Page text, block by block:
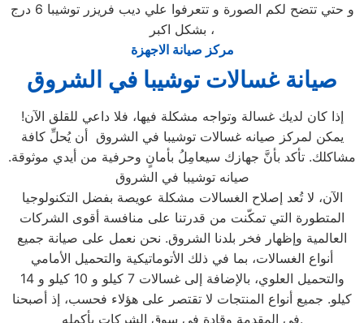
و حتي تتضح لكم الصورة و تتعرفوا علي ديب فريزر توشيبا 6 درج
بشكل اكبر ،
مركز صيانة الاجهزة
صيانة غسالات توشيبا في الشروق
إذا كان لديك غسالة وتواجه مشكلة فيها، فلا داعي للقلق الآن!
يمكن لمركز صيانه غسالات توشيبا في الشروق أن يُحلِّ كافة
مشاكلك. تأكد بأنَّ جهازك سيعامِلُ بأمانٍ وحرفية من أيدي موثوقة.
صيانه توشيبا في الشروق
الآن، لا تُعد إصلاح الغسالات مشكلة عويصة بفضل التكنولوجيا
المتطورة التي تمكّنت من قدرتنا على منافسة أقوى الشركات
العالمية وإظهار فخر بلدنا الشروق. نحن نعمل على صيانة جميع
أنواع الغسالات، بما في ذلك الأتوماتيكية والتحميل الأمامي
والتحميل العلوي، بالإضافة إلى غسالات 7 كيلو و 10 كيلو و 14
كيلو. جميع أنواع المنتجات لا تقتصر على هؤلاء فحسب، إذ أصبحنا
في المقدمة وقادة في سوق الشركات بأكمله.